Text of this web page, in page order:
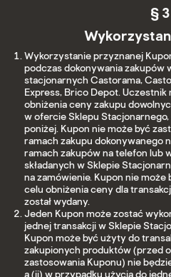
§ 3
Wykorzystanie przyznanej
podczas dokonywania zakupów
stacjonarnych Castorama,
Express, Brico Depot.
obniżenia ceny zakupu
w ofercie Sklepu
poniżej. Kupon nie może być
ramach zakupu dokonywanego
ramach zakupów na telefon lub
składanych w Sklepie
na zamówienie. Kupon nie
celu obniżenia ceny dla
został wydany.
Jeden Kupon może zostać
jednej transakcji w Sklepie
Kupon może być użyty do
zakupionych produktów (przed
zastosowania Kuponu) nie
a (ii) w przypadku użycia do